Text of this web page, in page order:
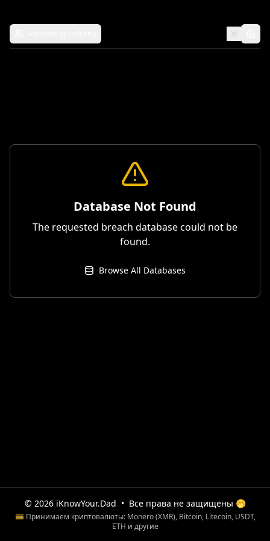
Database Not Found
The requested breach database could not be
found.
Browse All Databases
© 2026 iKnowYour.Dad • Все права не защищены 🤭
💳 Принимаем криптовалюты: Monero (XMR), Bitcoin, Litecoin, USDT,
ETH и другие